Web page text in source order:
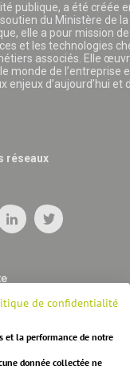
publique, a été créée
du Ministère de la
elle a pour mission de
et les technologies
associés. Elle
monde de l’entreprise
enjeux d’aujourd’hui et
réseaux
de confidentialité
et la performance de notre
donnée collectée ne